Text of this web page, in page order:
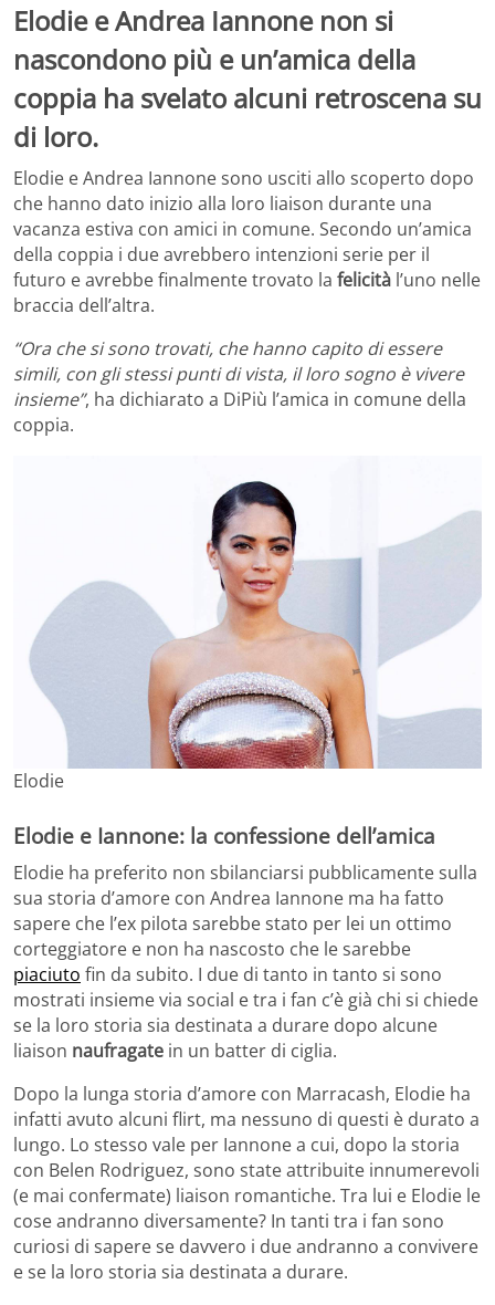
Elodie e Andrea Iannone non si
nascondono più e un’amica della
coppia ha svelato alcuni retroscena su
di loro.
Elodie e Andrea Iannone sono usciti allo scoperto dopo
che hanno dato inizio alla loro liaison durante una
vacanza estiva con amici in comune. Secondo un’amica
della coppia i due avrebbero intenzioni serie per il
futuro e avrebbe finalmente trovato la felicità l’uno nelle
braccia dell’altra.
“Ora che si sono trovati, che hanno capito di essere
simili, con gli stessi punti di vista, il loro sogno è vivere
insieme”, ha dichiarato a DiPiù l’amica in comune della
coppia.
Elodie
Elodie e Iannone: la confessione dell’amica
Elodie ha preferito non sbilanciarsi pubblicamente sulla
sua storia d’amore con Andrea Iannone ma ha fatto
sapere che l’ex pilota sarebbe stato per lei un ottimo
corteggiatore e non ha nascosto che le sarebbe
piaciuto fin da subito. I due di tanto in tanto si sono
mostrati insieme via social e tra i fan c’è già chi si chiede
se la loro storia sia destinata a durare dopo alcune
liaison naufragate in un batter di ciglia.
Dopo la lunga storia d’amore con Marracash, Elodie ha
infatti avuto alcuni flirt, ma nessuno di questi è durato a
lungo. Lo stesso vale per Iannone a cui, dopo la storia
con Belen Rodriguez, sono state attribuite innumerevoli
(e mai confermate) liaison romantiche. Tra lui e Elodie le
cose andranno diversamente? In tanti tra i fan sono
curiosi di sapere se davvero i due andranno a convivere
e se la loro storia sia destinata a durare.